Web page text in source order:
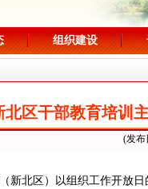
组织建设
北区干部教育培训
(发布
新北区）以组织工作开放